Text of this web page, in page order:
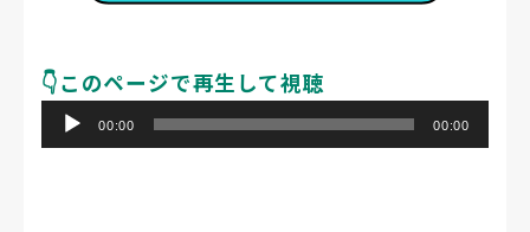
👇️このページで再生して視聴
声
00:00 00:00